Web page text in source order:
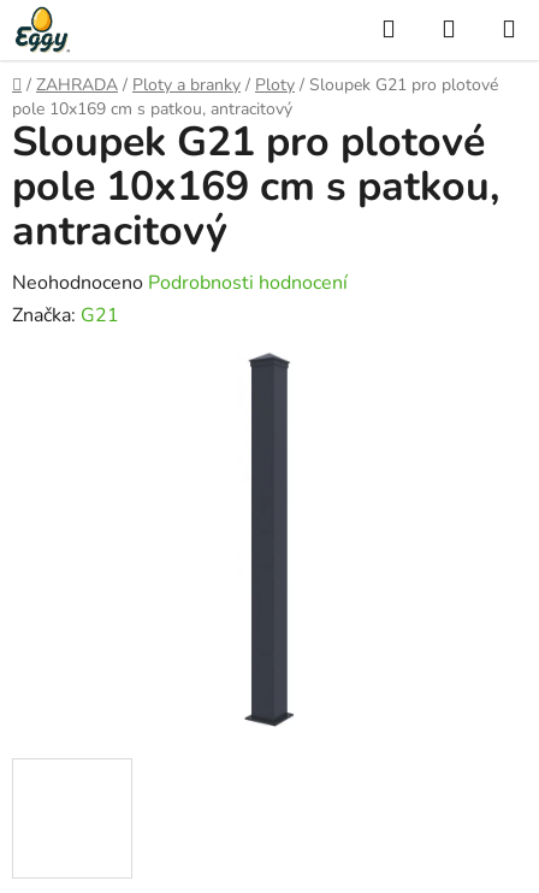
Přejít
na
obsah
Hledat
KOŠÍK
Domů
/ ZAHRADA / Ploty a branky / Ploty / Sloupek G21 pro plotové
pole 10x169 cm s patkou, antracitový
Sloupek G21 pro plotové
pole 10x169 cm s patkou,
antracitový
Průměrné
hodnocení
Neohodnoceno Podrobnosti hodnocení
Značka: G21